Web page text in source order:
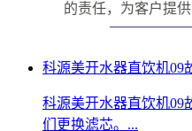
的责任， 为客户提
科源美开水器直饮机09
科源美开水器直饮机09
们更换滤芯。...